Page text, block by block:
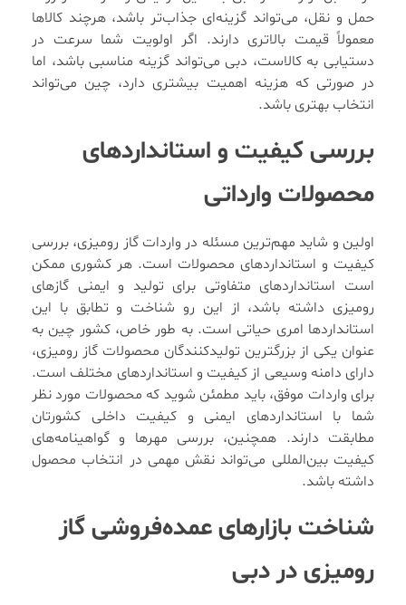
حمل و نقل، می‌تواند گزینه‌ای جذاب‌تر باشد، هرچند کالاها
معمولاً قیمت بالاتری دارند. اگر اولویت شما سرعت در
دستیابی به کالاست، دبی می‌تواند گزینه مناسبی باشد، اما
در صورتی که هزینه اهمیت بیشتری دارد، چین می‌تواند
انتخاب بهتری باشد.
بررسی کیفیت و استانداردهای
محصولات وارداتی
اولین و شاید مهم‌ترین مسئله در واردات گاز رومیزی، بررسی
کیفیت و استانداردهای محصولات است. هر کشوری ممکن
است استانداردهای متفاوتی برای تولید و ایمنی گازهای
رومیزی داشته باشد، از این رو شناخت و تطابق با این
استانداردها امری حیاتی است. به طور خاص، کشور چین به
عنوان یکی از بزرگترین تولیدکنندگان محصولات گاز رومیزی،
دارای دامنه وسیعی از کیفیت و استانداردهای مختلف است.
برای واردات موفق، باید مطمئن شوید که محصولات مورد نظر
شما با استانداردهای ایمنی و کیفیت داخلی کشورتان
مطابقت دارند. همچنین، بررسی مهرها و گواهینامه‌های
کیفیت بین‌المللی می‌تواند نقش مهمی در انتخاب محصول
داشته باشد.
شناخت بازارهای عمده‌فروشی گاز
رومیزی در دبی